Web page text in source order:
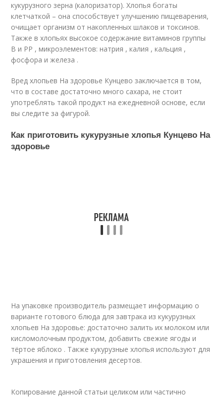
кукурузного зерна (калоризатор). Хлопья богаты
клетчаткой – она способствует улучшению пищеварения,
очищает организм от накопленных шлаков и токсинов.
Также в хлопьях высокое содержание витаминов группы
В и РР , микроэлементов: натрия , калия , кальция ,
фосфора и железа .
Вред хлопьев На здоровье Кунцево заключается в том,
что в составе достаточно много сахара, не стоит
употреблять такой продукт на ежедневной основе, если
вы следите за фигурой.
Как приготовить кукурузные хлопья Кунцево На
здоровье
На упаковке производитель размещает информацию о
варианте готового блюда для завтрака из кукурузных
хлопьев На здоровье: достаточно залить их молоком или
кисломолочным продуктом, добавить свежие ягоды и
тёртое яблоко . Также кукурузные хлопья используют для
украшения и приготовления десертов.
Копирование данной статьи целиком или частично